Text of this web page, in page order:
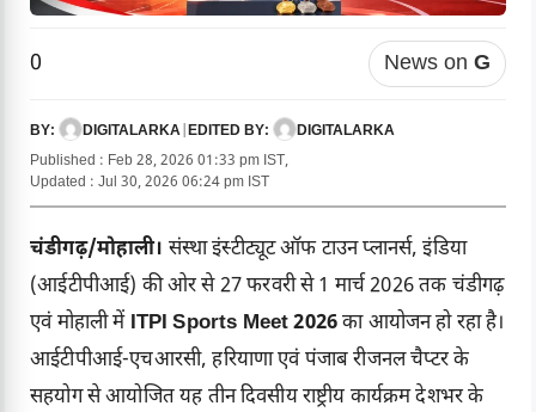
0 News on G
BY: DIGITALARKA EDITED BY:
DIGITALARKA
Published : Feb 28, 2026 01:33 pm IST,
Updated : Jul 30, 2026 06:24 pm IST
चंडीगढ़/मोहाली। संस्था इंस्टीट्यूट ऑफ टाउन प्लानर्स, इंडिया
(आईटीपीआई) की ओर से 27 फरवरी से 1 मार्च 2026 तक चंडीगढ़
एवं मोहाली में ITPI Sports Meet 2026का आयोजन हो रहा है।
आईटीपीआई-एचआरसी, हरियाणा एवं पंजाब रीजनल चैप्टर के
सहयोग से आयोजित यह तीन दिवसीय राष्ट्रीय कार्यक्रम देशभर के